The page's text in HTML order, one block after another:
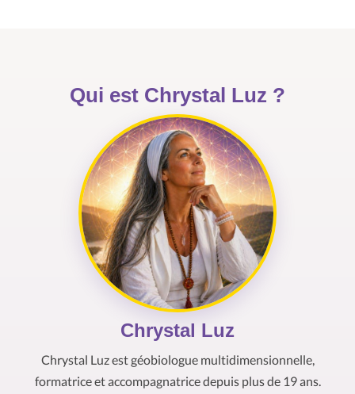
Qui est Chrystal Luz ?
Chrystal Luz
Chrystal Luz est géobiologue multidimensionnelle,
formatrice et accompagnatrice depuis plus de 19 ans.